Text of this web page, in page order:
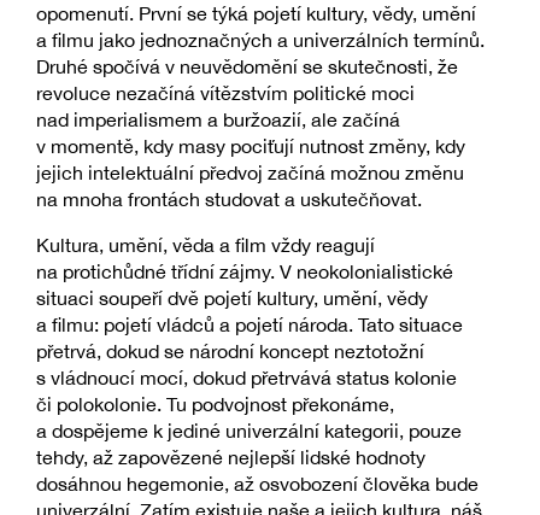
opomenutí. První se týká pojetí kultury, vědy, umění
a filmu jako jednoznačných a univerzálních termínů.
Druhé spočívá v neuvědomění se skutečnosti, že
revoluce nezačíná vítězstvím politické moci
nad imperialismem a buržoazií, ale začíná
v momentě, kdy masy pociťují nutnost změny, kdy
jejich intelektuální předvoj začíná možnou změnu
na mnoha frontách studovat a uskutečňovat.
Kultura, umění, věda a film vždy reagují
na protichůdné třídní zájmy. V neokolonialistické
situaci soupeří dvě pojetí kultury, umění, vědy
a filmu: pojetí vládců a pojetí národa. Tato situace
přetrvá, dokud se národní koncept neztotožní
s vládnoucí mocí, dokud přetrvává status kolonie
či polokolonie. Tu podvojnost překonáme,
a dospějeme k jediné univerzální kategorii, pouze
tehdy, až zapovězené nejlepší lidské hodnoty
dosáhnou hegemonie, až osvobození člověka bude
univerzální. Zatím existuje naše a jejich kultura, náš